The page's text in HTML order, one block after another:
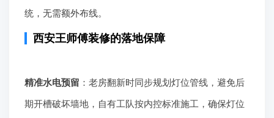
统，无需额外布线。
西安王师傅装修的落地保障
精准水电预留 ：老房翻新时同步规划灯位管线，避免后
期开槽破坏墙地，自有工队按内控标准施工，确保灯位